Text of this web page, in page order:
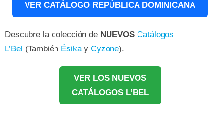
VER CATÁLOGO REPÚBLICA DOMINICANA
Descubre la colección de NUEVOS Catálogos
L’Bel (También Ésikay Cyzone).
VER LOS NUEVOS
CATÁLOGOS L’BEL